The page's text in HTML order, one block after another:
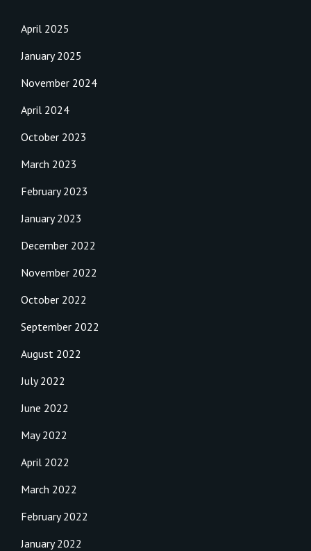
April 2025
January 2025
November 2024
April 2024
October 2023
March 2023
February 2023
January 2023
December 2022
November 2022
October 2022
September 2022
August 2022
July 2022
June 2022
May 2022
April 2022
March 2022
February 2022
January 2022